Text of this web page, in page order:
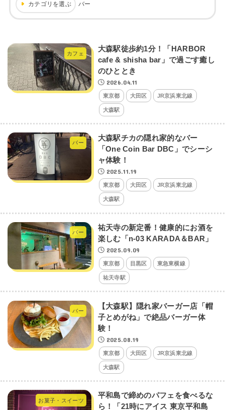
カテゴリを選ぶ バー
カフェ
大森駅徒歩約1分！「HARBOR
cafe & shisha bar」で過ごす癒し
のひととき
2026.04.11
東京都 大田区 JR京浜東北線
大森駅
バー
大森駅チカの隠れ家的なバー
「One Coin Bar DBC」でシーシ
ャ体験！
2025.11.19
東京都 大田区 JR京浜東北線
大森駅
バー
祐天寺の新定番！健康的にお酒を
楽しむ「n-03 KARADA＆BAR」
2025.09.09
東京都 目黒区 東急東横線
祐天寺駅
バー
【大森駅】隠れ家バーガー店「帽
子とめがね」で絶品バーガー体
験！
2025.08.19
東京都 大田区 JR京浜東北線
大森駅
お菓子・スイーツ
平和島で締めのパフェを食べるな
ら！「21時にアイス 東京平和島